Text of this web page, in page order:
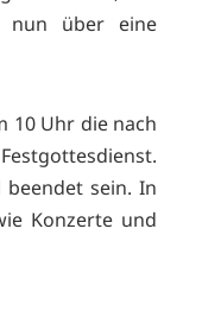
nun über eine
10 Uhr die nach
sein. In
Konzerte und